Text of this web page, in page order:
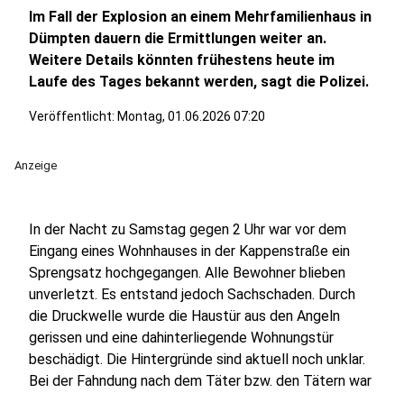
Im Fall der Explosion an einem Mehrfamilienhaus in
Dümpten dauern die Ermittlungen weiter an.
Weitere Details könnten frühestens heute im
Laufe des Tages bekannt werden, sagt die Polizei.
Veröffentlicht: Montag, 01.06.2026 07:20
Anzeige
In der Nacht zu Samstag gegen 2 Uhr war vor dem
Eingang eines Wohnhauses in der Kappenstraße ein
Sprengsatz hochgegangen. Alle Bewohner blieben
unverletzt. Es entstand jedoch Sachschaden. Durch
die Druckwelle wurde die Haustür aus den Angeln
gerissen und eine dahinterliegende Wohnungstür
beschädigt. Die Hintergründe sind aktuell noch unklar.
Bei der Fahndung nach dem Täter bzw. den Tätern war